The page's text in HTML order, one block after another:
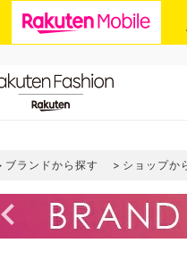
ブランドから探す ショップか
navigate_before